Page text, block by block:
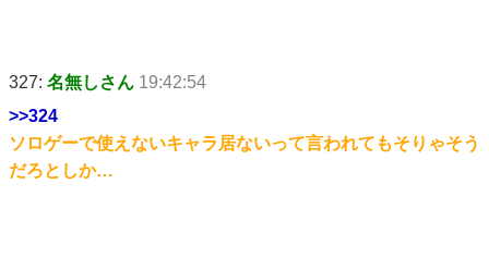
327: 名無しさん 19:42:54
>>324
ソロゲーで使えないキャラ居ないって言われてもそりゃそう
だろとしか…